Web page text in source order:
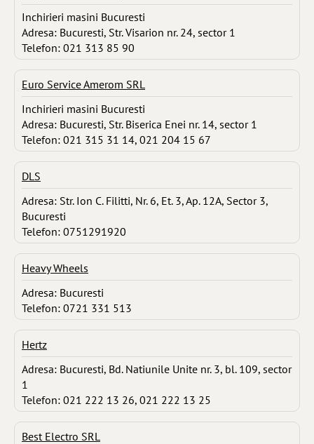
Inchirieri masini Bucuresti
Adresa: Bucuresti, Str. Visarion nr. 24, sector 1
Telefon: 021 313 85 90
Euro Service Amerom SRL
Inchirieri masini Bucuresti
Adresa: Bucuresti, Str. Biserica Enei nr. 14, sector 1
Telefon: 021 315 31 14, 021 204 15 67
DLS
Adresa: Str. Ion C. Filitti, Nr. 6, Et. 3, Ap. 12A, Sector 3,
Bucuresti
Telefon: 0751291920
Heavy Wheels
Adresa: Bucuresti
Telefon: 0721 331 513
Hertz
Adresa: Bucuresti, Bd. Natiunile Unite nr. 3, bl. 109, sector
1
Telefon: 021 222 13 26, 021 222 13 25
Best Electro SRL